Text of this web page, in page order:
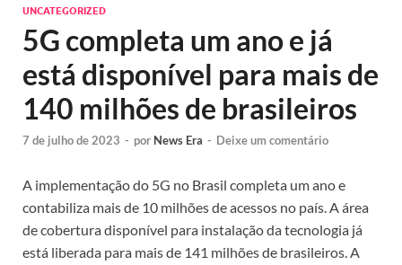
UNCATEGORIZED
5G completa um ano e já
está disponível para mais de
140 milhões de brasileiros
7 de julho de 2023 - por News Era - Deixe um comentário
A implementação do 5G no Brasil completa um ano e
contabiliza mais de 10 milhões de acessos no país. A área
de cobertura disponível para instalação da tecnologia já
está liberada para mais de 141 milhões de brasileiros. A